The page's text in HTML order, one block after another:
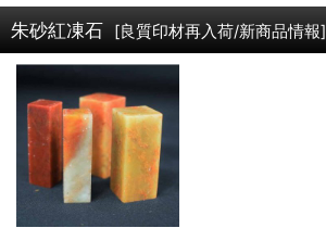
朱砂紅凍石 [良質印材再入荷/新商品情報]